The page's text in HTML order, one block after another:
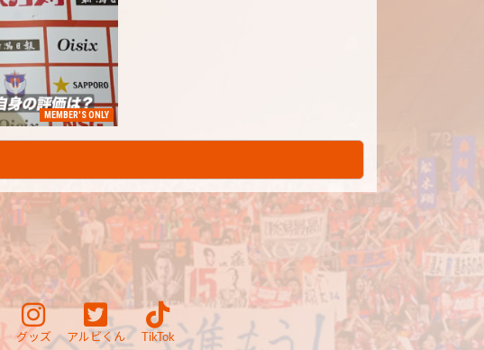
MEMBER'S ONLY
グッズ アルビくん TikTok